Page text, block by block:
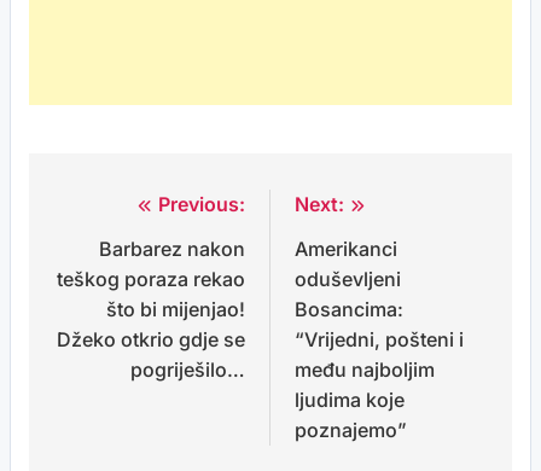
navigation
Previous:
Barbarez nakon
teškog poraza rekao
što bi mijenjao!
Džeko otkrio gdje se
pogriješilo…
Next:
Amerikanci
oduševljeni
Bosancima:
“Vrijedni, pošteni i
među najboljim
ljudima koje
poznajemo”